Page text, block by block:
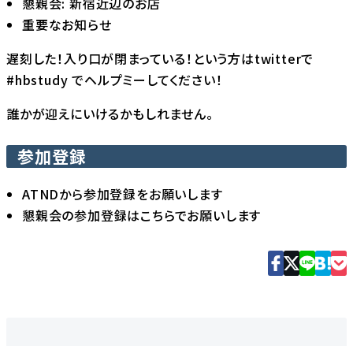
重要なお知らせ
遅刻した！入り口が閉まっている！という方はtwitterで
#hbstudy でヘルプミーしてください！
誰かが迎えにいけるかもしれません。
参加登録
ATNDから参加登録をお願いします
懇親会の参加登録はこちらでお願いします